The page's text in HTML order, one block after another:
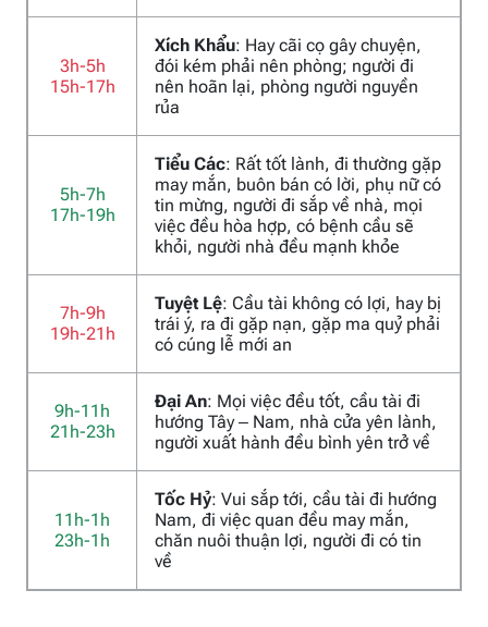
3h-5h
15h-17h
Xích Khẩu: Hay cãi cọ gây chuyện,
đói kém phải nên phòng; người đi
nên hoãn lại, phòng người nguyền
rủa
5h-7h
17h-19h
Tiểu Các: Rất tốt lành, đi thường gặp
may mắn, buôn bán có lời, phụ nữ có
tin mừng, người đi sắp về nhà, mọi
việc đều hòa hợp, có bệnh cầu sẽ
khỏi, người nhà đều mạnh khỏe
7h-9h
19h-21h
Tuyệt Lệ: Cầu tài không có lợi, hay bị
trái ý, ra đi gặp nạn, gặp ma quỷ phải
có cúng lễ mới an
9h-11h
21h-23h
Đại An: Mọi việc đều tốt, cầu tài đi
hướng Tây – Nam, nhà cửa yên lành,
người xuất hành đều bình yên trở về
11h-1h
23h-1h
Tốc Hỷ: Vui sắp tới, cầu tài đi hướng
Nam, đi việc quan đều may mắn,
chăn nuôi thuận lợi, người đi có tin
về